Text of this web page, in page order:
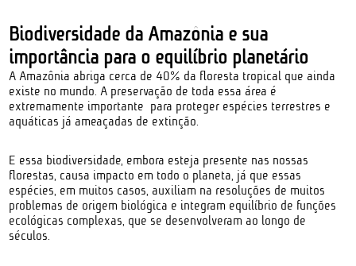
Biodiversidade da Amazônia e sua
importância para o equilíbrio planetário
A Amazônia abriga cerca de 40% da floresta tropical que ainda
existe no mundo. A preservação de toda essa área é
extremamente importante para proteger espécies terrestres e
aquáticas já ameaçadas de extinção.
E essa biodiversidade, embora esteja presente nas nossas
florestas, causa impacto em todo o planeta, já que essas
espécies, em muitos casos, auxiliam na resoluções de muitos
problemas de origem biológica e integram equilíbrio de funções
ecológicas complexas, que se desenvolveram ao longo de
séculos.